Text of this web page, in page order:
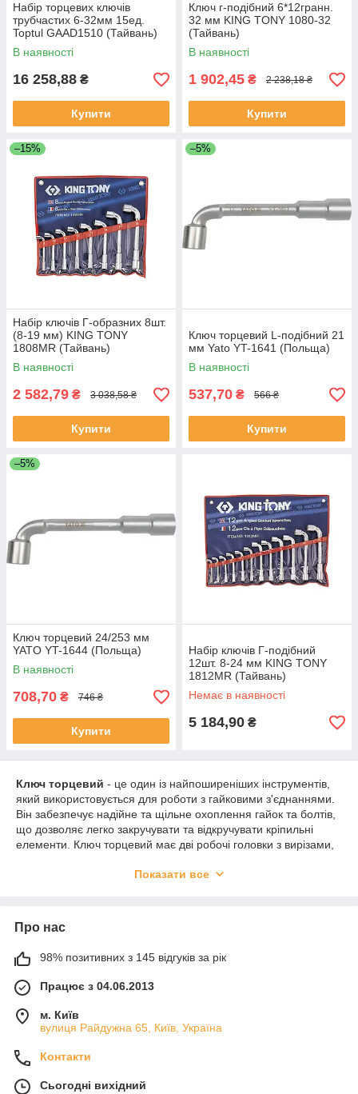
Набір торцевих ключів
трубчастих 6-32мм 15ед.
Toptul GAAD1510 (Тайвань)
В наявності
16 258,88 ₴
Купити
Ключ г-подібний 6*12гранн.
32 мм KING TONY 1080-32
(Тайвань)
В наявності
1 902,45 ₴ 2 238,18 ₴
Купити
–15%
Набір ключів Г-образних 8шт.
(8-19 мм) KING TONY
1808MR (Тайвань)
В наявності
2 582,79 ₴ 3 038,58 ₴
Купити
–5%
Ключ торцевий L-подібний 21
мм Yato YT-1641 (Польща)
В наявності
537,70 ₴ 566 ₴
Купити
–5%
Ключ торцевий 24/253 мм
YATO YT-1644 (Польща)
В наявності
708,70 ₴ 746 ₴
Купити
Набір ключів Г-подібний
12шт. 8-24 мм KING TONY
1812MR (Тайвань)
Немає в наявності
5 184,90 ₴
Ключ торцевий - це один із найпоширеніших інструментів,
який використовується для роботи з гайковими з'єднаннями.
Він забезпечує надійне та щільне охоплення гайок та болтів,
що дозволяє легко закручувати та відкручувати кріпильні
елементи. Ключ торцевий має дві робочі головки з вирізами,
Одна з головних переваг торцевого ключа - його
незамінним інструментом для багатьох завдань. Більш того,
вибрати відповідний розмір для кожного конкретного
Ключі торцеві можуть бути виконані з різних матеріалів, таких
як сталь, латунь, алюміній та титан. Ключі з високоякісних
матеріалів забезпечують більш тривалий термін служби та
Хорошим варіантом буде мати у своїй майстерні набір ключів
торцевих, який включає різні розміри. Це дозволить
Показати все
Про нас
98% позитивних з 145 відгуків за рік
Працює з 04.06.2013
м. Київ
вулиця Райдужна 65, Київ, Україна
Контакти
Сьогодні вихідний